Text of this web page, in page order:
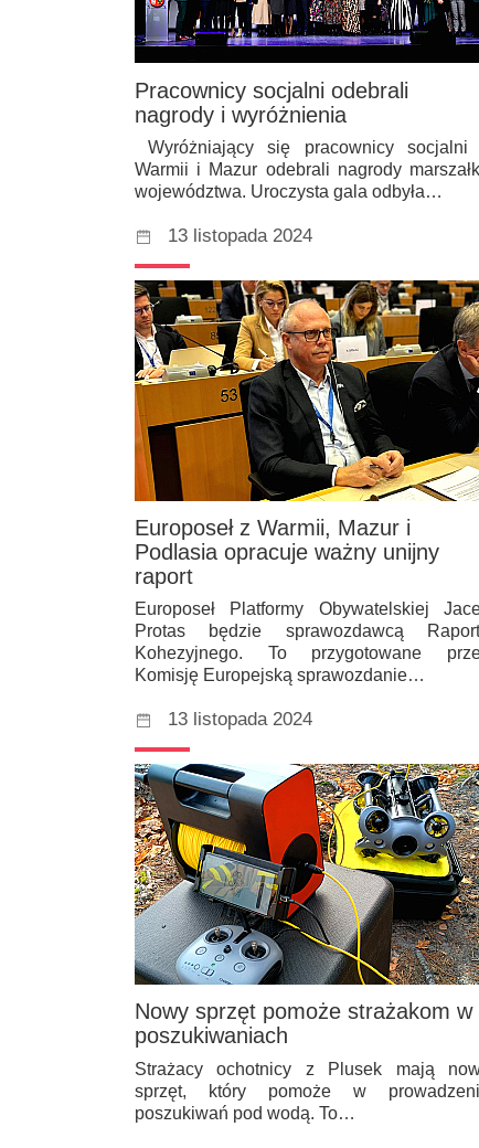
Pracownicy socjalni odebrali
nagrody i wyróżnienia
Wyróżniający się pracownicy socjalni
Warmii i Mazur odebrali nagrody
województwa. Uroczysta gala odbyła…
13 listopada 2024
Europoseł z Warmii, Mazur i
Podlasia opracuje ważny unijny
raport
Europoseł Platformy Obywatelskiej
Protas będzie sprawozdawcą
Kohezyjnego. To przygotowane
Komisję Europejską sprawozdanie…
13 listopada 2024
Nowy sprzęt pomoże strażakom w
poszukiwaniach
Strażacy ochotnicy z Plusek mają
sprzęt, który pomoże w
poszukiwań pod wodą. To…